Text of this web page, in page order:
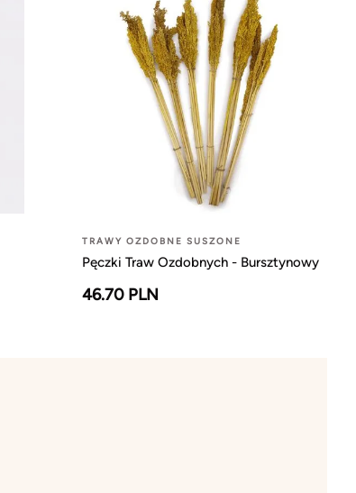
TRAWY OZDOBNE SUSZONE
Pęczki Traw Ozdobnych - Bursztynowy
46.70 PLN